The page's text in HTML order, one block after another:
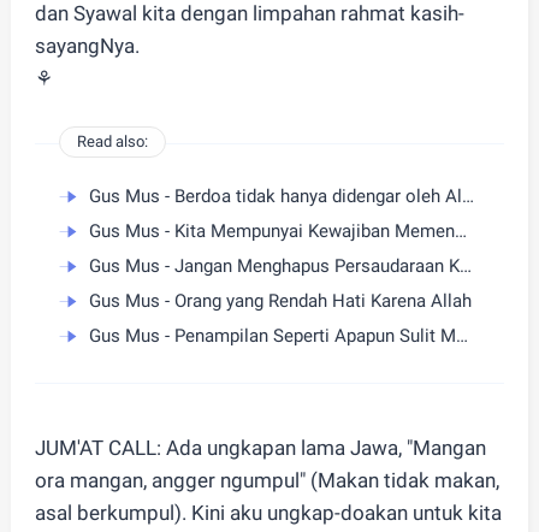
dan Syawal kita dengan limpahan rahmat kasih-
sayangNya.
⚘
Read also:
Gus Mus - Berdoa tidak hanya didengar oleh Allah
Gus Mus - Kita Mempunyai Kewajiban Memenuhi Setiap Hak Orang
Gus Mus - Jangan Menghapus Persaudaraan Karena Kesalahan
Gus Mus - Orang yang Rendah Hati Karena Allah
Gus Mus - Penampilan Seperti Apapun Sulit Menyembunyikan Kepribadian
JUM'AT CALL: Ada ungkapan lama Jawa, "Mangan
ora mangan, angger ngumpul" (Makan tidak makan,
asal berkumpul). Kini aku ungkap-doakan untuk kita